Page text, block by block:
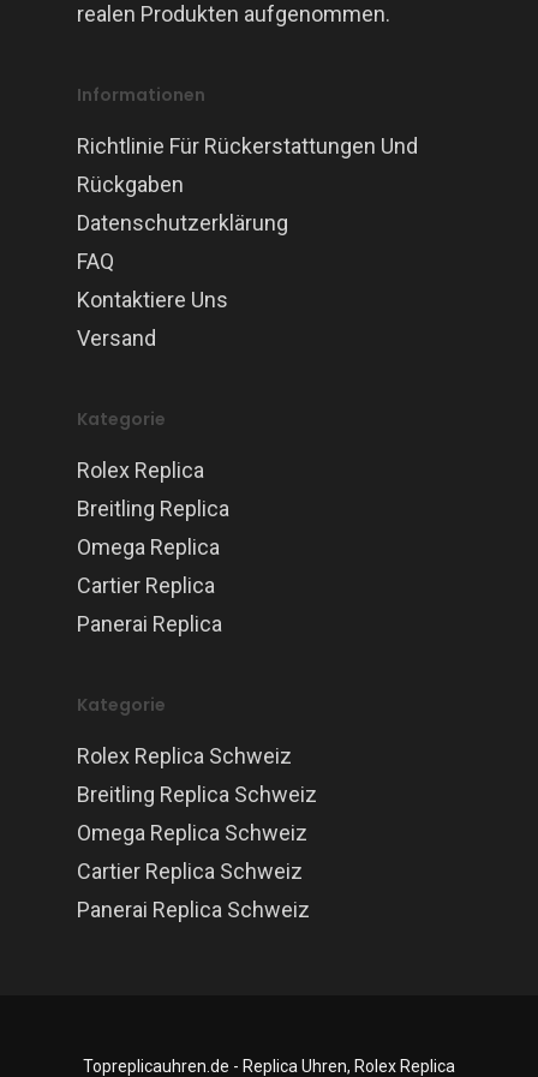
realen Produkten aufgenommen.
Informationen
Richtlinie Für Rückerstattungen Und
Rückgaben
Datenschutzerklärung
FAQ
Kontaktiere Uns
Versand
Kategorie
Rolex Replica
Breitling Replica
Omega Replica
Cartier Replica
Panerai Replica
Kategorie
Rolex Replica Schweiz
Breitling Replica Schweiz
Omega Replica Schweiz
Cartier Replica Schweiz
Panerai Replica Schweiz
Topreplicauhren.de - Replica Uhren, Rolex Replica